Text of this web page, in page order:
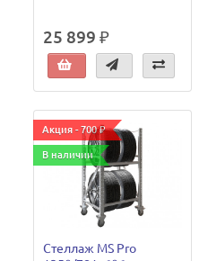
25 899 ₽
Акция - 700 ₽
В наличии
Стеллаж MS Pro